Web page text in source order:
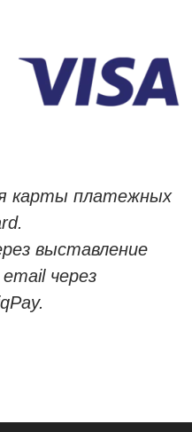
карты платежных
выставление
через